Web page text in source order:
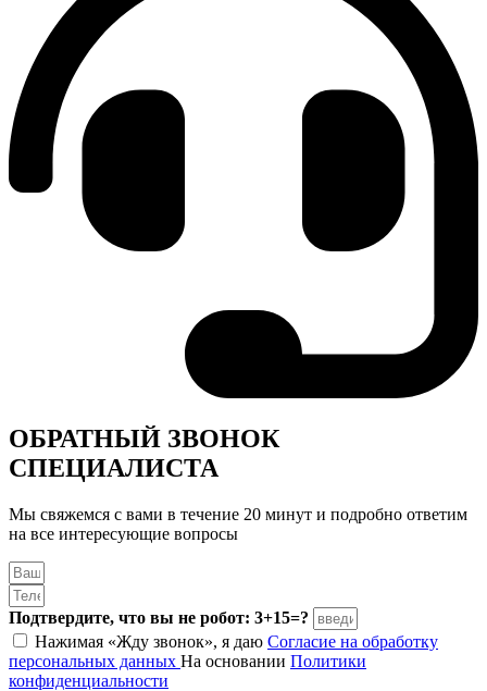
ОБРАТНЫЙ ЗВОНОК
СПЕЦИАЛИСТА
Мы свяжемся с вами в течение 20 минут и подробно ответим
на все интересующие вопросы
Подтвердите, что вы не робот: 3+15=?
Нажимая «Жду звонок», я даю Согласие на обработку
персональных данных На основании Политики
конфиденциальности